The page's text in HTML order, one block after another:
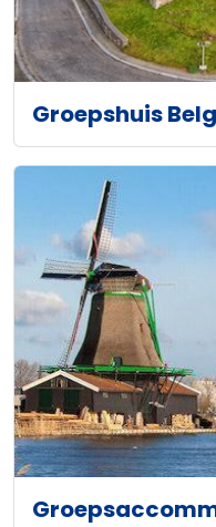
Groepshuis